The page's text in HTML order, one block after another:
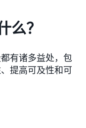
么？
有诸多益处，包
提高可及性和可